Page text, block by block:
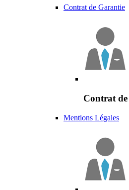
Contrat de Garantie
Contrat
Mentions Légales